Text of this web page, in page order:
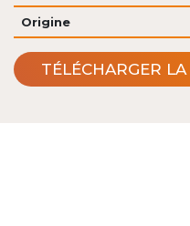
Origine
TÉLÉCHARGER